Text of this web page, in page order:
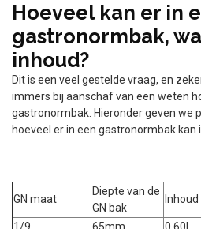
Hoeveel kan er in
gastronormbak,
inhoud?
Dit is een veel gestelde vraag, en
immers bij aanschaf van een weten
gastronormbak. Hieronder geven we
hoeveel er in een gastronormbak kan
GN maat
Diepte van de
GN bak
Inhoud
1/9 65mm
0,60L